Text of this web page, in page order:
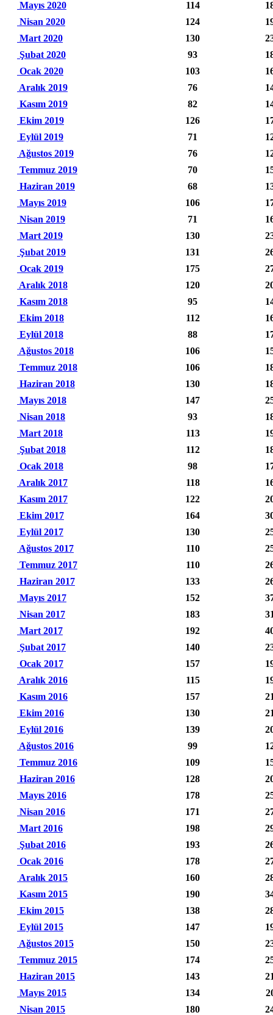
Mayıs 2020 114
Nisan 2020
124
Mart 2020
130
Şubat 2020
93
Ocak 2020
103
Aralık 2019
76
Kasım 2019
82
Ekim 2019
126
Eylül 2019
71
Ağustos 2019
76
Temmuz 2019
70
Haziran 2019
68
Mayıs 2019
106
Nisan 2019
71
Mart 2019
130
Şubat 2019
131
Ocak 2019
175
Aralık 2018
120
Kasım 2018
95
Ekim 2018
112
Eylül 2018
88
Ağustos 2018
106
Temmuz 2018
106
Haziran 2018
130
Mayıs 2018
147
Nisan 2018
93
Mart 2018
113
Şubat 2018
112
Ocak 2018
98
Aralık 2017
118
Kasım 2017
122
Ekim 2017
164
Eylül 2017
130
Ağustos 2017
110
Temmuz 2017
110
Haziran 2017
133
Mayıs 2017
152
Nisan 2017
183
Mart 2017
192
Şubat 2017
140
Ocak 2017
157
Aralık 2016
115
Kasım 2016
157
Ekim 2016
130
Eylül 2016
139
Ağustos 2016
99
Temmuz 2016
109
Haziran 2016
128
Mayıs 2016
178
Nisan 2016
171
Mart 2016
198
Şubat 2016
193
Ocak 2016
178
Aralık 2015
160
Kasım 2015
190
Ekim 2015
138
Eylül 2015
147
Ağustos 2015
150
Temmuz 2015
174
Haziran 2015
143
Mayıs 2015
134
Nisan 2015
180